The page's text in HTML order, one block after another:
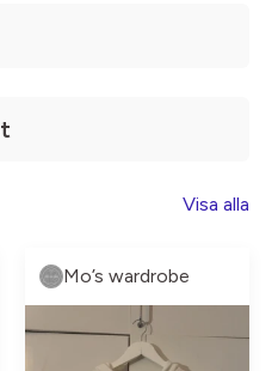
Visa alla
Mo’s wardrobe